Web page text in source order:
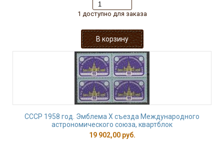
1 доступно для заказа
СССР 1958 год. Эмблема X съезда Международного
астрономического союза, квартблок
19 902,00 руб.